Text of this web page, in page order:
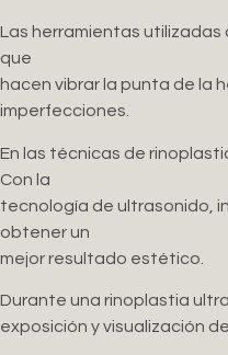
Las herramientas
que
hacen vibrar la punta de la
imperfecciones.
En las técnicas de
Con la
tecnología de ultrasonido,
obtener un
mejor resultado estético.
Durante una rinoplastia
exposición y visualización